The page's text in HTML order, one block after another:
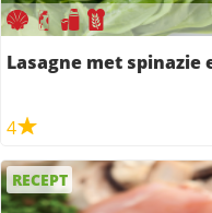
Lasagne met
4
RECEPT